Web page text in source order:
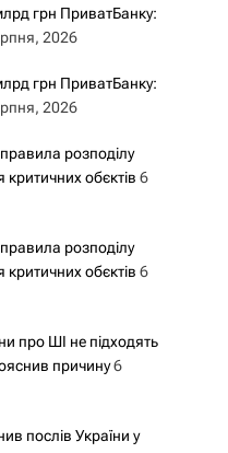
грн ПриватБанку:
2026
грн ПриватБанку:
2026
розподілу
критичних обєктів 6
розподілу
критичних обєктів 6
про ШІ не підходять
причину 6
послів України у